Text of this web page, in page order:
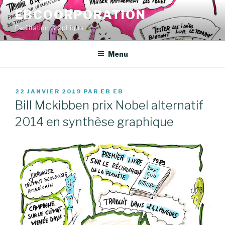
Aller
au
contenu
principal
EBCOORPORATION
Facilitation Graphique
Menu
PUBLIÉ
LE
22 JANVIER 2019 PAR EB EB
Bill Mckibben prix Nobel alternatif
2014 en synthèse graphique